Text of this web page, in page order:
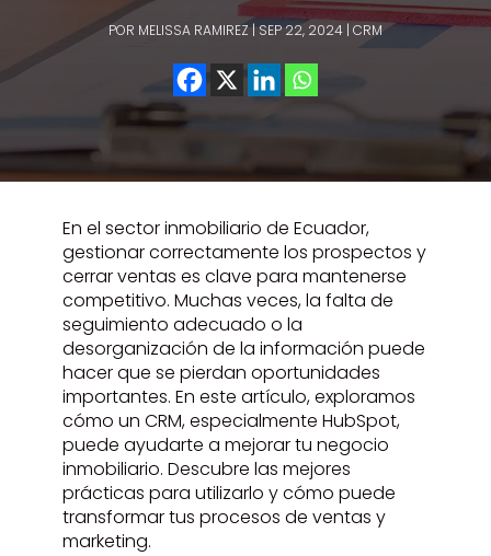
POR MELISSA RAMIREZ|SEP 22, 2024 | CRM
En el sector inmobiliario de Ecuador,
gestionar correctamente los prospectos y
cerrar ventas es clave para mantenerse
competitivo. Muchas veces, la falta de
seguimiento adecuado o la
desorganización de la información puede
hacer que se pierdan oportunidades
importantes. En este artículo, exploramos
cómo un CRM, especialmente HubSpot,
puede ayudarte a mejorar tu negocio
inmobiliario. Descubre las mejores
prácticas para utilizarlo y cómo puede
transformar tus procesos de ventas y
marketing.